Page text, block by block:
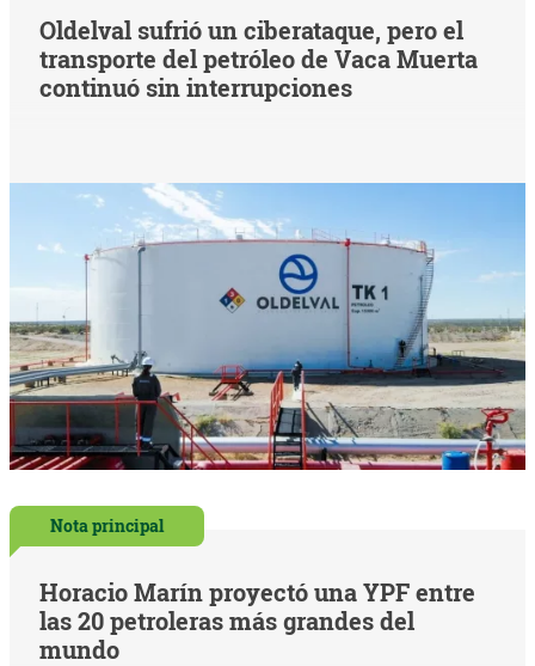
Oldelval sufrió un ciberataque, pero el
transporte del petróleo de Vaca Muerta
continuó sin interrupciones
Nota principal
Horacio Marín proyectó una YPF entre
las 20 petroleras más grandes del
mundo